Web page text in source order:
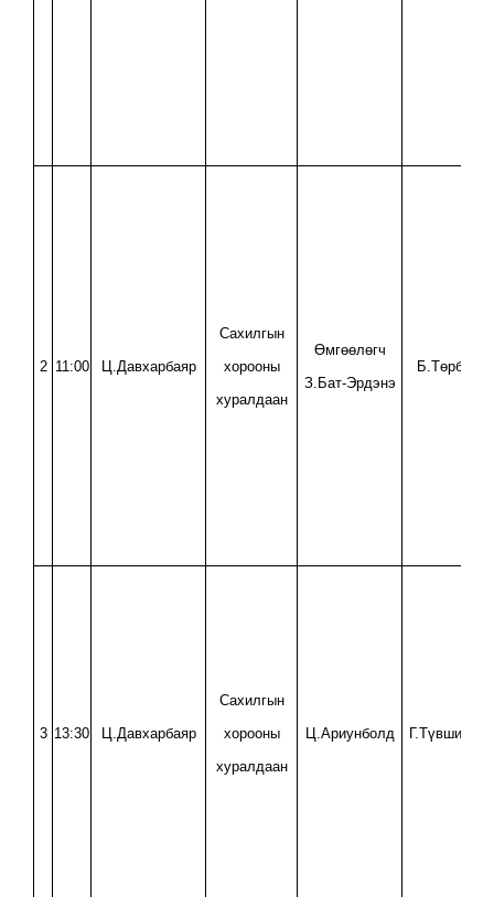
2 11:00 Ц.Давхарбаяр
Сахилгын
хорооны
хуралдаан
Өмгөөлөгч
З.Бат-Эрдэнэ
Б.Төрболд
3 13:30 Ц.Давхарбаяр
Сахилгын
хорооны
хуралдаан
Ц.Ариунболд